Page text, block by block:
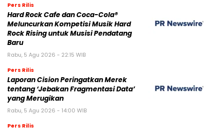
Pers Rilis
Hard Rock Cafe dan Coca-Cola®
Meluncurkan Kompetisi Musik Hard
Rock Rising untuk Musisi Pendatang
Baru
Rabu, 5 Agu 2026 - 22:15 WIB
Pers Rilis
Laporan Cision Peringatkan Merek
tentang ‘Jebakan Fragmentasi Data’
yang Merugikan
Rabu, 5 Agu 2026 - 14:00 WIB
Pers Rilis